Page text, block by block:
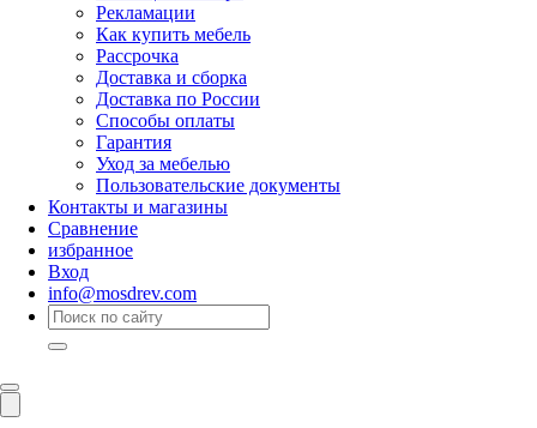
Рекламации
Как купить мебель
Рассрочка
Доставка и сборка
Доставка по России
Способы оплаты
Гарантия
Уход за мебелью
Пользовательские документы
Контакты и магазины
Сравнение
избранное
Вход
info@mosdrev.com